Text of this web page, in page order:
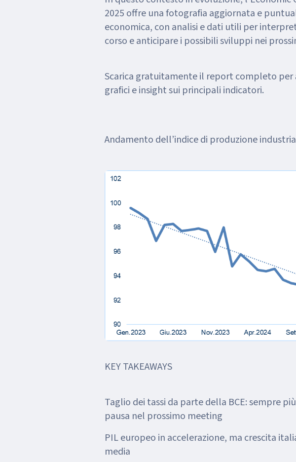
2025 offre una fotografia aggiornata e
economica, con analisi e dati utili per
corso e anticipare i possibili sviluppi nei
Scarica gratuitamente il report completo per
grafici e insight sui principali indicatori.
Andamento dell’indice di produzione
KEY TAKEAWAYS
Taglio dei tassi da parte della BCE: sempre
pausa nel prossimo meeting
PIL europeo in accelerazione, ma crescita
media